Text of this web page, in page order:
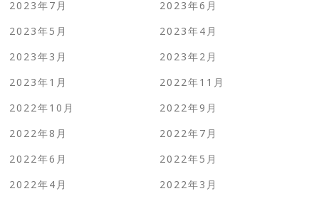
2023年7月
2023年6月
2023年5月
2023年4月
2023年3月
2023年2月
2023年1月
2022年11月
2022年10月
2022年9月
2022年8月
2022年7月
2022年6月
2022年5月
2022年4月
2022年3月